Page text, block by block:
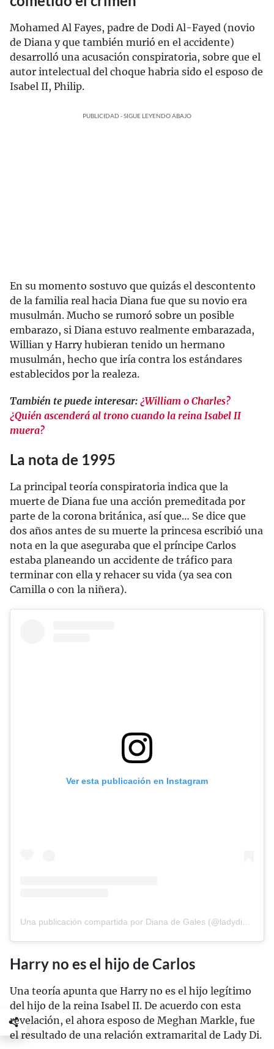
Mohamed Al Fayes, padre de Dodi Al-Fayed (novio
de Diana y que también murió en el accidente)
desarrolló una acusación conspiratoria, sobre que el
autor intelectual del choque habria sido el esposo de
Isabel II, Philip.
PUBLICIDAD - SIGUE LEYENDO ABAJO
En su momento sostuvo que quizás el descontento
de la familia real hacia Diana fue que su novio era
musulmán. Mucho se rumoró sobre un posible
embarazo, si Diana estuvo realmente embarazada,
Willian y Harry hubieran tenido un hermano
musulmán, hecho que iría contra los estándares
establecidos por la realeza.
También te puede interesar: ¿William o Charles?
¿Quién ascenderá al trono cuando la reina Isabel II
muera?
La nota de 1995
La principal teoría conspiratoria indica que la
muerte de Diana fue una acción premeditada por
parte de la corona británica, así que… Se dice que
dos años antes de su muerte la princesa escribió una
nota en la que aseguraba que el príncipe Carlos
estaba planeando un accidente de tráfico para
terminar con ella y rehacer su vida (ya sea con
Camilla o con la niñera).
Ver esta publicación en Instagram
Una publicación compartida por Diana de Gales (@ladydiofficial)
Harry no es el hijo de Carlos
Una teoría apunta que Harry no es el hijo legítimo
del hijo de la reina Isabel II. De acuerdo con esta
revelación, el ahora esposo de Meghan Markle, fue
el resultado de una relación extramarital de Lady Di.